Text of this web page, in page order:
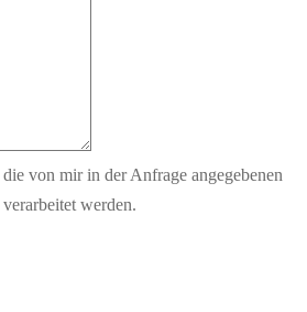
von mir in der Anfrage angegebenen
verarbeitet werden.